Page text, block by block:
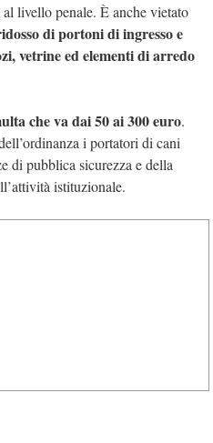
livello penale. È anche vietato
di portoni di ingresso e
vetrine ed elementi di arredo
che va dai 50 ai 300 euro.
i portatori di cani
di pubblica sicurezza e della
istituzionale.